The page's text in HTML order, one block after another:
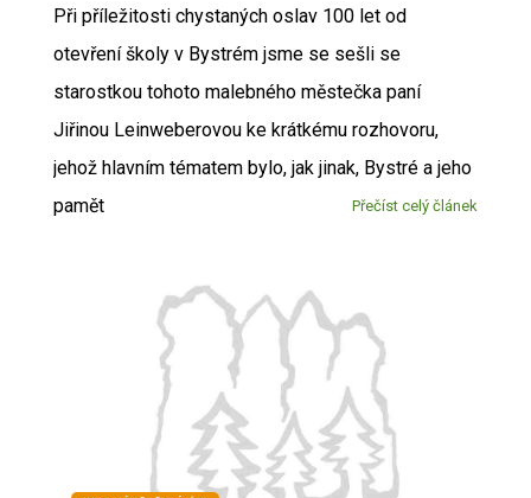
Při příležitosti chystaných oslav 100 let od
otevření školy v Bystrém jsme se sešli se
starostkou tohoto malebného městečka paní
Jiřinou Leinweberovou ke krátkému rozhovoru,
jehož hlavním tématem bylo, jak jinak, Bystré a jeho
pamět
Přečíst celý článek